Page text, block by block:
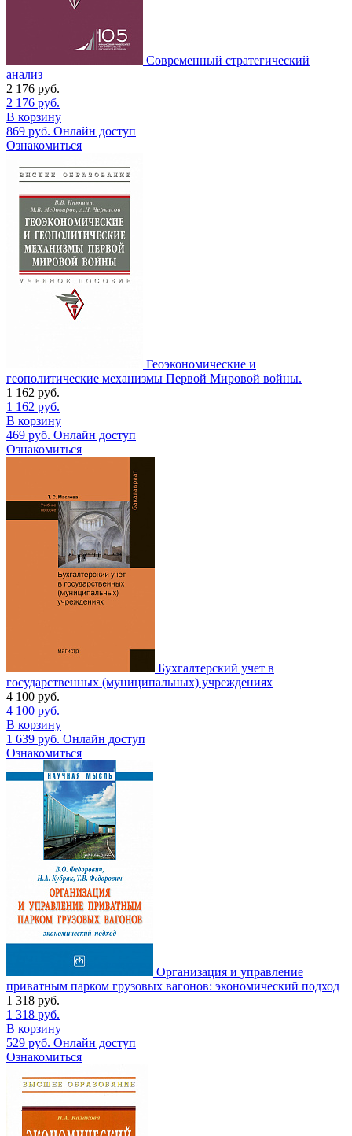
Современный стратегический
анализ
2 176 руб.
2 176 руб.
В корзину
869 руб. Онлайн доступ
Ознакомиться
Геоэкономические и
геополитические механизмы Первой Мировой войны.
1 162 руб.
1 162 руб.
В корзину
469 руб. Онлайн доступ
Ознакомиться
Бухгалтерский учет в
государственных (муниципальных) учреждениях
4 100 руб.
4 100 руб.
В корзину
1 639 руб. Онлайн доступ
Ознакомиться
Организация и управление
приватным парком грузовых вагонов: экономический подход
1 318 руб.
1 318 руб.
В корзину
529 руб. Онлайн доступ
Ознакомиться